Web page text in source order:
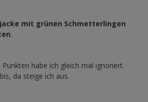
mit grünen Schmetterlingen
.
habe ich gleich mal ignoriert.
da steige ich aus.